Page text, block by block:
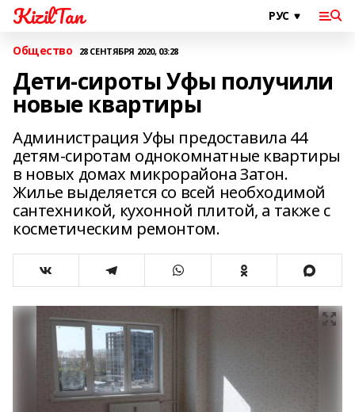
KizilTan
Общество 28 СЕНТЯБРЯ 2020, 03:28
Дети-сироты Уфы получили
новые квартиры
Администрация Уфы предоставила 44
детям-сиротам однокомнатные квартиры
в новых домах микрорайона Затон.
Жилье выделяется со всей необходимой
сантехникой, кухонной плитой, а также с
косметическим ремонтом.